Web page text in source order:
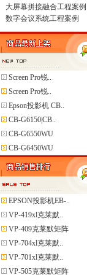
大屏幕拼接融合工程案例
数字会议系统工程案例
Screen Pro锐..
Screen Pro锐..
Epson投影机 CB..
CB-G6150|CB..
CB-G6550WU
CB-G6450WU
EPSON投影机EB-..
VP-419xl克莱默..
VP-409克莱默矩阵
VP-704xl克莱默..
VP-701xl克莱默..
VP-505克莱默矩阵